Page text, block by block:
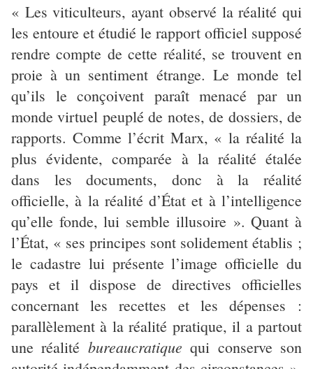
« Les viticulteurs, ayant observé la réalité qui
les entoure et étudié le rapport officiel supposé
rendre compte de cette réalité, se trouvent en
proie à un sentiment étrange. Le monde tel
qu’ils le conçoivent paraît menacé par un
monde virtuel peuplé de notes, de dossiers, de
rapports. Comme l’écrit Marx, « la réalité la
plus évidente, comparée à la réalité étalée
dans les documents, donc à la réalité
officielle, à la réalité d’État et à l’intelligence
qu’elle fonde, lui semble illusoire ». Quant à
l’État, « ses principes sont solidement établis ;
le cadastre lui présente l’image officielle du
pays et il dispose de directives officielles
concernant les recettes et les dépenses :
parallèlement à la réalité pratique, il a partout
une réalité bureaucratique qui conserve son